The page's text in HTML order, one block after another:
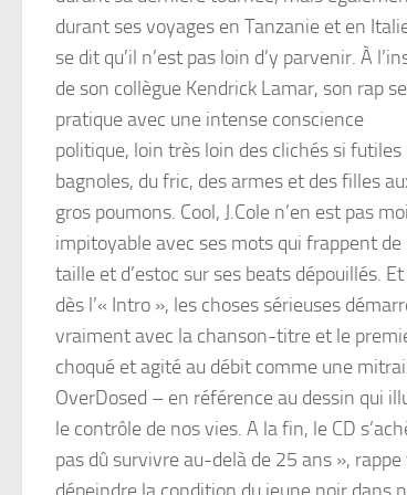
durant ses voyages en Tanzanie et en
se dit qu’il n’est pas loin d’y parvenir. À
de son collègue Kendrick Lamar, son rap se
pratique avec une intense conscience
politique, loin très loin des clichés si futiles
bagnoles, du fric, des armes et des filles
gros poumons. Cool, J.Cole n’en est pas
impitoyable avec ses mots qui frappent de
taille et d’estoc sur ses beats dépouillés. Et
dès l’« Intro », les choses sérieuses
vraiment avec la chanson-titre et le
choqué et agité au débit comme une
OverDosed – en référence au dessin qui
le contrôle de nos vies. A la fin, le CD
pas dû survivre au-delà de 25 ans »,